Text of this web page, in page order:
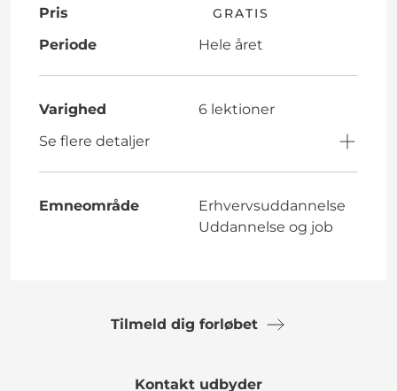
Pris GRATIS
Periode Hele året
Varighed
6 lektioner
Se flere detaljer
Emneområde
Erhvervsuddannelse
Uddannelse og job
Tilmeld dig forløbet
Kontakt udbyder